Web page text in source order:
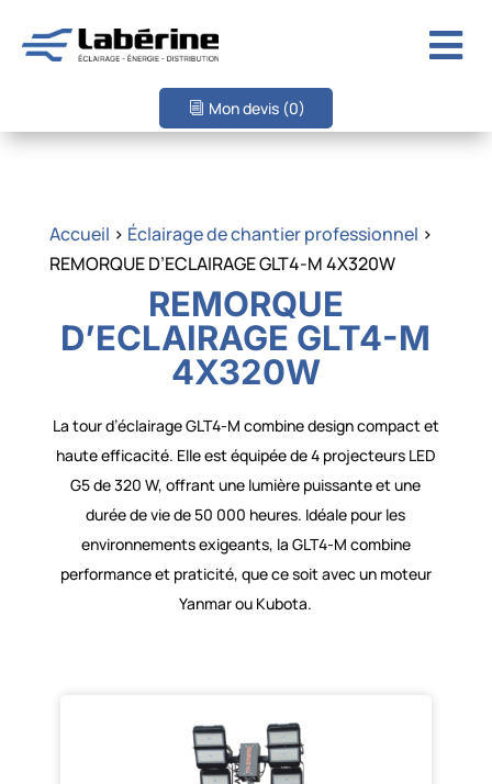

Mon devis (0)
Accueil > Éclairage de chantier professionnel >
REMORQUE D’ECLAIRAGE GLT4-M 4X320W
REMORQUE
D’ECLAIRAGE GLT4-M
4X320W
La tour d’éclairage GLT4-M combine design compact et
haute efficacité. Elle est équipée de 4 projecteurs LED
G5 de 320 W, offrant une lumière puissante et une
durée de vie de 50 000 heures. Idéale pour les
environnements exigeants, la GLT4-M combine
performance et praticité, que ce soit avec un moteur
Yanmar ou Kubota.